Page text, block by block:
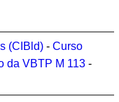
(CIBld) - Curso
da VBTP M 113 -